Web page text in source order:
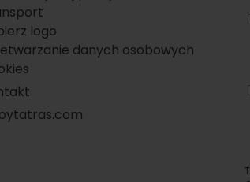
logo
danych osobowych